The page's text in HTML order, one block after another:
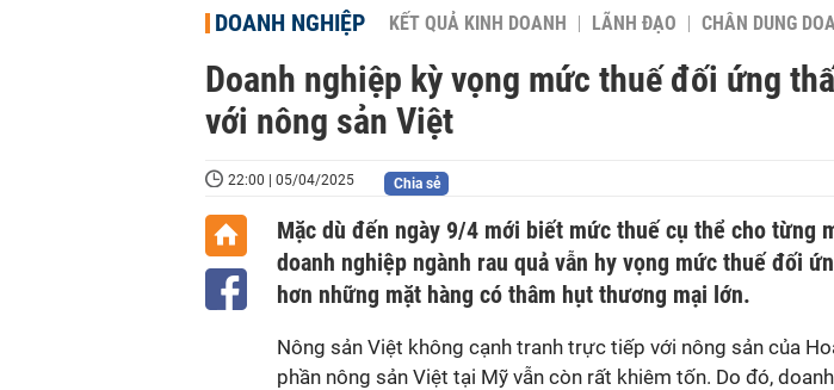
DOANH NGHIỆP KẾT QUẢ KINH DOANH LÃNH ĐẠO CHÂN DUNG
Doanh nghiệp kỳ vọng mức thuế đối ứng
với nông sản Việt
22:00 | 05/04/2025 Chia sẻ
Mặc dù đến ngày 9/4 mới biết mức thuế cụ thể cho từng
doanh nghiệp ngành rau quả vẫn hy vọng mức thuế đối
hơn những mặt hàng có thâm hụt thương mại lớn.
Nông sản Việt không cạnh tranh trực tiếp với nông sản của
phần nông sản Việt tại Mỹ vẫn còn rất khiêm tốn. Do đó,